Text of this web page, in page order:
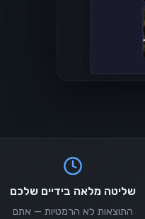
שליטה מלאה בידיים שלכם
התוצאות לא הרמטיות — אתם